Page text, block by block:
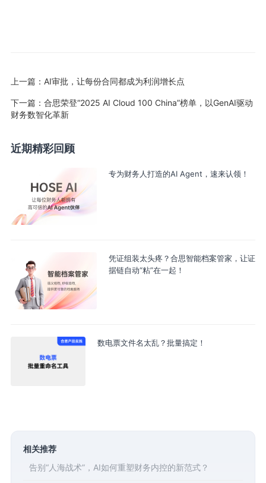
上一篇： AI审批，让每份合同都成为利润增长点
下一篇： 合思荣登“2025 AI Cloud 100 China”榜单，以GenAI驱动
财务数智化革新
近期精彩回顾
专为财务人打造的AI Agent，速来认领！
凭证组装太头疼？合思智能档案管家，让证
据链自动“粘”在一起！
数电票文件名太乱？批量搞定！
相关推荐
告别“人海战术”，AI如何重塑财务内控的新范式？